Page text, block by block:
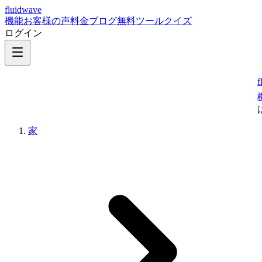
fluidwave
機能お客様の声料金ブログ無料ツールクイズ
ログイン
家